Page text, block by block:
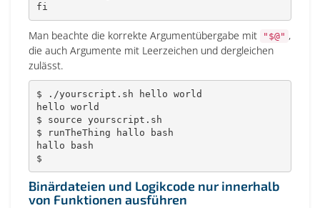
fi
Man beachte die korrekte Argumentübergabe mit "$@" ,
die auch Argumente mit Leerzeichen und dergleichen
zulässt.
$ ./yourscript.sh hello world
hello world
$ source yourscript.sh
$ runTheThing hallo
bash
hallo
bash
$
Binärdateien und Logikcode nur innerhalb
von Funktionen ausführen